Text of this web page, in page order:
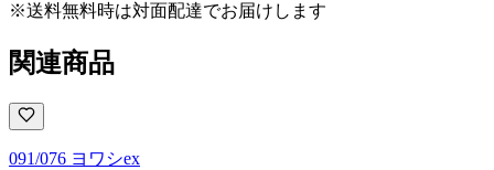
※送料無料時は対面配達でお届けします
関連商品
091/076 ヨワシex